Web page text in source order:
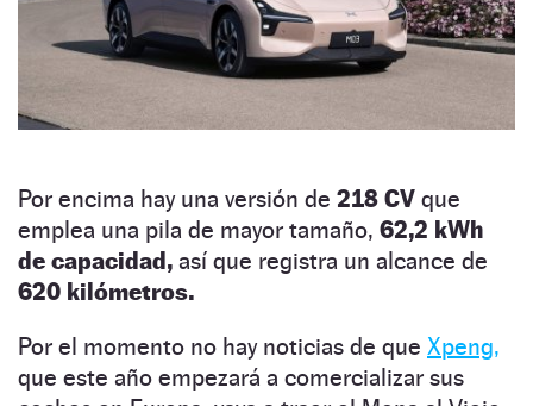
Por encima hay una versión de 218 CV que
emplea una pila de mayor tamaño, 62,2 kWh
de capacidad, así que registra un alcance de
620 kilómetros.
Por el momento no hay noticias de que Xpeng,
que este año empezará a comercializar sus